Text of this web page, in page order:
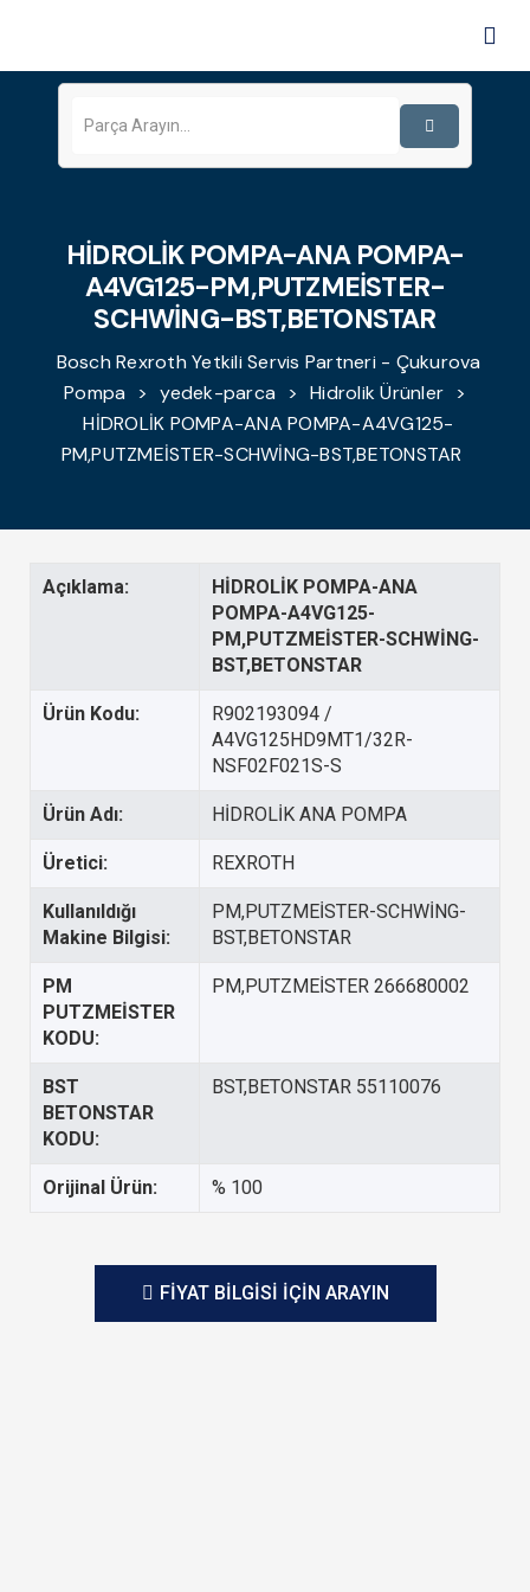
HİDROLİK POMPA-ANA POMPA-
A4VG125-PM,PUTZMEİSTER-
SCHWİNG-BST,BETONSTAR
Bosch Rexroth Yetkili Servis Partneri - Çukurova
Pompa > yedek-parca > Hidrolik Ürünler >
HİDROLİK POMPA-ANA POMPA-A4VG125-
PM,PUTZMEİSTER-SCHWİNG-BST,BETONSTAR
Açıklama:
HİDROLİK POMPA-ANA
POMPA-A4VG125-
PM,PUTZMEİSTER-SCHWİNG-
BST,BETONSTAR
Ürün Kodu:
R902193094 /
A4VG125HD9MT1/32R-
NSF02F021S-S
Ürün Adı: HİDROLİK ANA POMPA
Üretici: REXROTH
Kullanıldığı
Makine Bilgisi:
PM,PUTZMEİSTER-SCHWİNG-
BST,BETONSTAR
PM
PUTZMEİSTER
KODU:
PM,PUTZMEİSTER 266680002
BST
BETONSTAR
KODU:
BST,BETONSTAR 55110076
Orijinal Ürün: % 100
FIYAT BILGISI IÇIN ARAYIN